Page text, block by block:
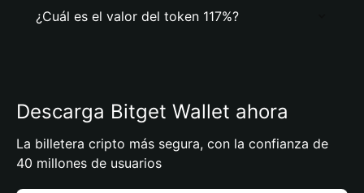
¿Cuál es el valor del token 117%?
Descarga Bitget Wallet ahora
La billetera cripto más segura, con la confianza de
40 millones de usuarios